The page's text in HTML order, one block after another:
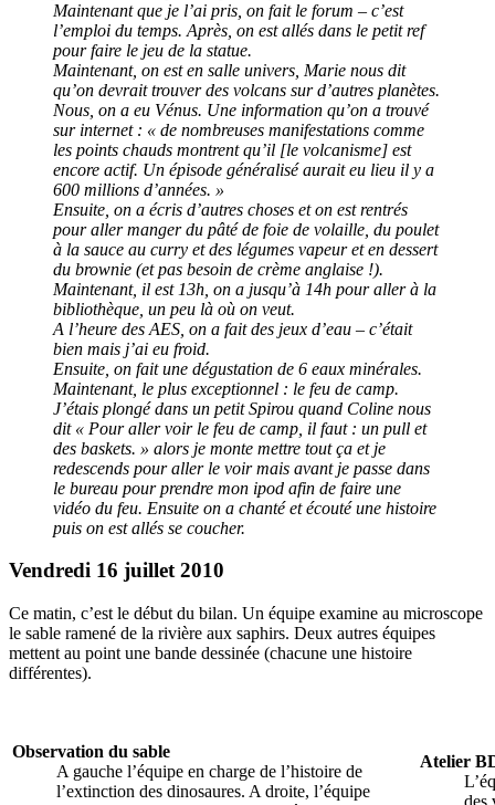
Maintenant que je l’ai pris, on fait le forum – c’est
l’emploi du temps. Après, on est allés dans le petit ref
pour faire le jeu de la statue.
Maintenant, on est en salle univers, Marie nous dit
qu’on devrait trouver des volcans sur d’autres planètes.
Nous, on a eu Vénus. Une information qu’on a trouvé
sur internet : « de nombreuses manifestations comme
les points chauds montrent qu’il [le volcanisme] est
encore actif. Un épisode généralisé aurait eu lieu il y a
600 millions d’années. »
Ensuite, on a écris d’autres choses et on est rentrés
pour aller manger du pâté de foie de volaille, du poulet
à la sauce au curry et des légumes vapeur et en dessert
du brownie (et pas besoin de crème anglaise !).
Maintenant, il est 13h, on a jusqu’à 14h pour aller à la
bibliothèque, un peu là où on veut.
A l’heure des AES, on a fait des jeux d’eau – c’était
bien mais j’ai eu froid.
Ensuite, on fait une dégustation de 6 eaux minérales.
Maintenant, le plus exceptionnel : le feu de camp.
J’étais plongé dans un petit Spirou quand Coline nous
dit « Pour aller voir le feu de camp, il faut : un pull et
des baskets. » alors je monte mettre tout ça et je
redescends pour aller le voir mais avant je passe dans
le bureau pour prendre mon ipod afin de faire une
vidéo du feu. Ensuite on a chanté et écouté une histoire
puis on est allés se coucher.
Vendredi 16 juillet 2010
Ce matin, c’est le début du bilan. Un équipe examine au microscope
le sable ramené de la rivière aux saphirs. Deux autres équipes
mettent au point une bande dessinée (chacune une histoire
différentes).
Observation du sable
A gauche l’équipe en charge de l’histoire de
l’extinction des dinosaures. A droite, l’équipe
Atelier